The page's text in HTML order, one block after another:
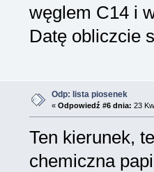
węglem C14 i
Datę obliczcie
Odp: lista piosenek
« Odpowiedź #6 dnia: 23
Ten kierunek,
chemiczna